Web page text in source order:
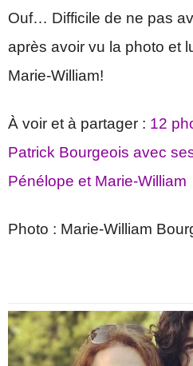
Ouf… Difficile de ne pas
après avoir vu la photo et
Marie-William!
À voir et à partager : 12
Patrick Bourgeois avec
Pénélope et Marie-William
Photo : Marie-William